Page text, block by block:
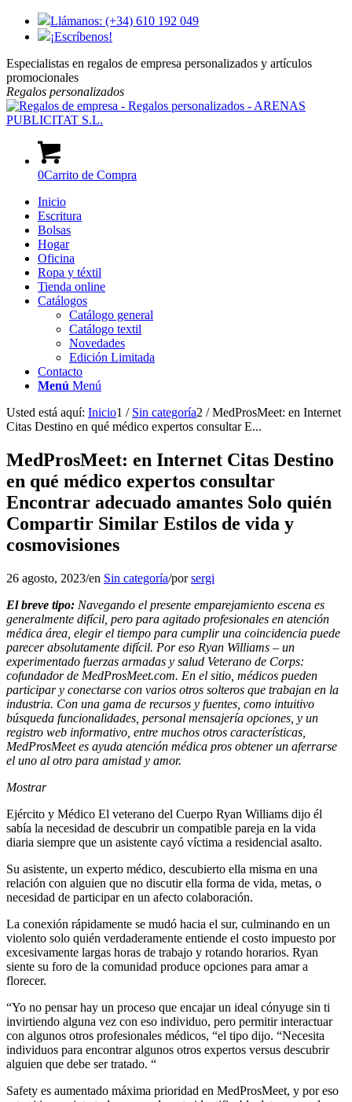
Llámanos: (+34) 610 192 049
¡Escríbenos!
Especialistas en regalos de empresa personalizados y artículos
promocionales
Regalos personalizados
0Carrito de Compra
Inicio
Escritura
Bolsas
Hogar
Oficina
Ropa y téxtil
Tienda online
Catálogos
Catálogo general
Catálogo textil
Novedades
Edición Limitada
Contacto
Menú Menú
Usted está aquí: Inicio1 / Sin categoría2 / MedProsMeet: en Internet
Citas Destino en qué médico expertos consultar E...
MedProsMeet: en Internet Citas Destino
en qué médico expertos consultar
Encontrar adecuado amantes Solo quién
Compartir Similar Estilos de vida y
cosmovisiones
26 agosto, 2023/en Sin categoría/porsergi
El breve tipo: Navegando el presente emparejamiento escena es
generalmente difícil, pero para agitado profesionales en atención
médica área, elegir el tiempo para cumplir una coincidencia puede
parecer absolutamente difícil. Por eso Ryan Williams – un
experimentado fuerzas armadas y salud Veterano de Corps:
cofundador de MedProsMeet.com. En el sitio, médicos pueden
participar y conectarse con varios otros solteros que trabajan en la
industria. Con una gama de recursos y fuentes, como intuitivo
búsqueda funcionalidades, personal mensajería opciones, y un
registro web informativo, entre muchos otros características,
MedProsMeet es ayuda atención médica pros obtener un aferrarse
el uno al otro para amistad y amor.
Mostrar
Ejército y Médico El veterano del Cuerpo Ryan Williams dijo él
sabía la necesidad de descubrir un compatible pareja en la vida
diaria siempre que un asistente cayó víctima a residencial asalto.
Su asistente, un experto médico, descubierto ella misma en una
relación con alguien que no discutir ella forma de vida, metas, o
necesidad de participar en un afecto colaboración.
La conexión rápidamente se mudó hacia el sur, culminando en un
violento solo quién verdaderamente entiende el costo impuesto por
excesivamente largas horas de trabajo y rotando horarios. Ryan
siente su foro de la comunidad produce opciones para amar a
florecer.
“Yo no pensar hay un proceso que encajarun ideal cónyuge sin ti
invirtiendo alguna vez con eso individuo, pero permitir interactuar
con algunos otros profesionales médicos, “el tipo dijo. “Necesita
individuos para encontrar algunos otros expertos versus descubrir
alguien que debe ser tratado. “
Safety es aumentado máxima prioridad en MedProsMeet, y por eso